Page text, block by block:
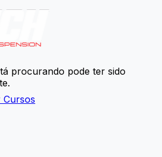
procurando pode ter sido
Cursos